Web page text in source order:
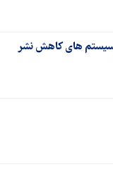
سیستم های کاهش نشر